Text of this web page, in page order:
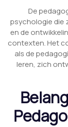
De
psychologie die
en de
contexten. Het
als de
leren, zich